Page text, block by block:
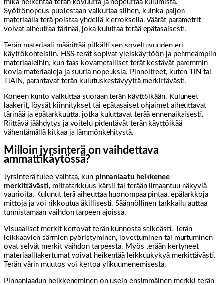
mikä heikentää terän kovuutta ja nopeuttaa kulumista.
Syöttönopeus puolestaan vaikuttaa siihen, kuinka paljon
materiaalia terä poistaa yhdellä kierroksella. Väärät parametrit
voivat aiheuttaa tärinää, joka kuluttaa terää epätasaisesti.
Terän materiaali määrittää pitkälti sen soveltuvuuden eri
käyttökohteisiin. HSS-terät sopivat yleiskäyttöön ja pehmeämpiin
materiaaleihin, kun taas kovametalliset terät kestävät paremmin
kovia materiaaleja ja suuria nopeuksia. Pinnoitteet, kuten TiN tai
TiAlN, parantavat terän kulutuskestävyyttä merkittävästi.
Koneen kunto vaikuttaa suoraan terän käyttöikään. Kuluneet
laakerit, löysät kiinnitykset tai epätasaiset ohjaimet aiheuttavat
tärinää ja epätarkkuutta, jotka kuluttavat terää ennenaikaisesti.
Riittävä jäähdytys ja voitelu pidentävät terän käyttöikää
vähentämällä kitkaa ja lämmönkehitystä.
Milloin jyrsinterä on vaihdettava
ammattikäytössä?
Jyrsinterä tulee vaihtaa, kun pinnanlaatu heikkenee
merkittävästi, mittatarkkuus kärsii tai terään ilmaantuu näkyviä
vaurioita. Kulunut terä aiheuttaa huonompaa pintaa, epätarkkoja
mittoja ja voi rikkoutua äkillisesti. Säännöllinen tarkkailu auttaa
tunnistamaan vaihdon tarpeen ajoissa.
Visuaaliset merkit kertovat terän kunnosta selkeästi. Terän
leikkaavien särmien pyöristyminen, lovettuminen tai murtuminen
ovat selvät merkit vaihdon tarpeesta. Myös terään kertyneet
materiaalitakertumat voivat heikentää leikkuukykyä merkittävästi.
Terän värin muutos voi kertoa ylikuumenemisesta.
Pinnanlaadun heikkeneminen on usein ensimmäinen merkki terän